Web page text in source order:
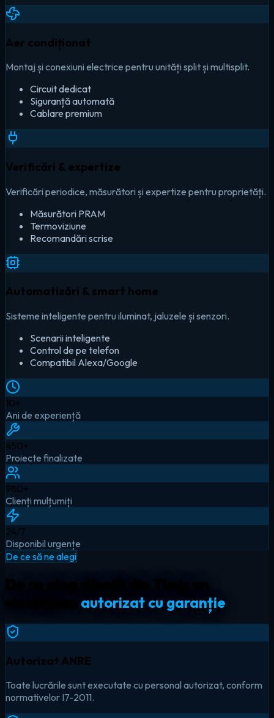
Aer condiționat
Montaj și conexiuni electrice pentru unități split și multisplit.
Circuit dedicat
Siguranță automată
Cablare premium
Verificări & expertize
Verificări periodice, măsurători și expertize pentru proprietăți.
Măsurători PRAM
Termoviziune
Recomandări scrise
Automatizări & smart home
Sisteme inteligente pentru iluminat, jaluzele și senzori.
Scenarii inteligente
Control de pe telefon
Compatibil Alexa/Google
10+
Ani de experiență
450+
Proiecte finalizate
980+
Clienți mulțumiți
24/7
Disponibil urgențe
De ce să ne alegi
autorizat cu garanție
Autorizat ANRE
Toate lucrările sunt executate cu personal autorizat, conform
normativelor I7-2011.